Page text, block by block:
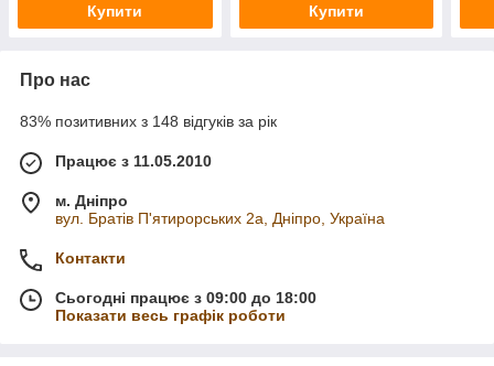
Купити Купити
Про нас
83% позитивних з 148 відгуків за рік
Працює з 11.05.2010
м. Дніпро
вул. Братів П'ятирорських 2а, Дніпро, Україна
Контакти
Сьогодні працює з 09:00 до 18:00
Показати весь графік роботи